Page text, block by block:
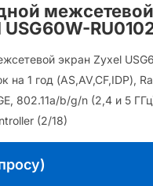
экран Zyxel
на 1 год (AS,AV,CF,IDP),
802.11a/b/g/n (2,4 и 5
(2/18)